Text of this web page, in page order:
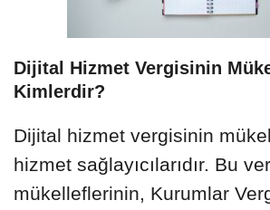
Dijital Hizmet Vergisinin
Kimlerdir?
Dijital hizmet vergisinin
hizmet sağlayıcılarıdır. Bu
mükelleflerinin, Kurumlar